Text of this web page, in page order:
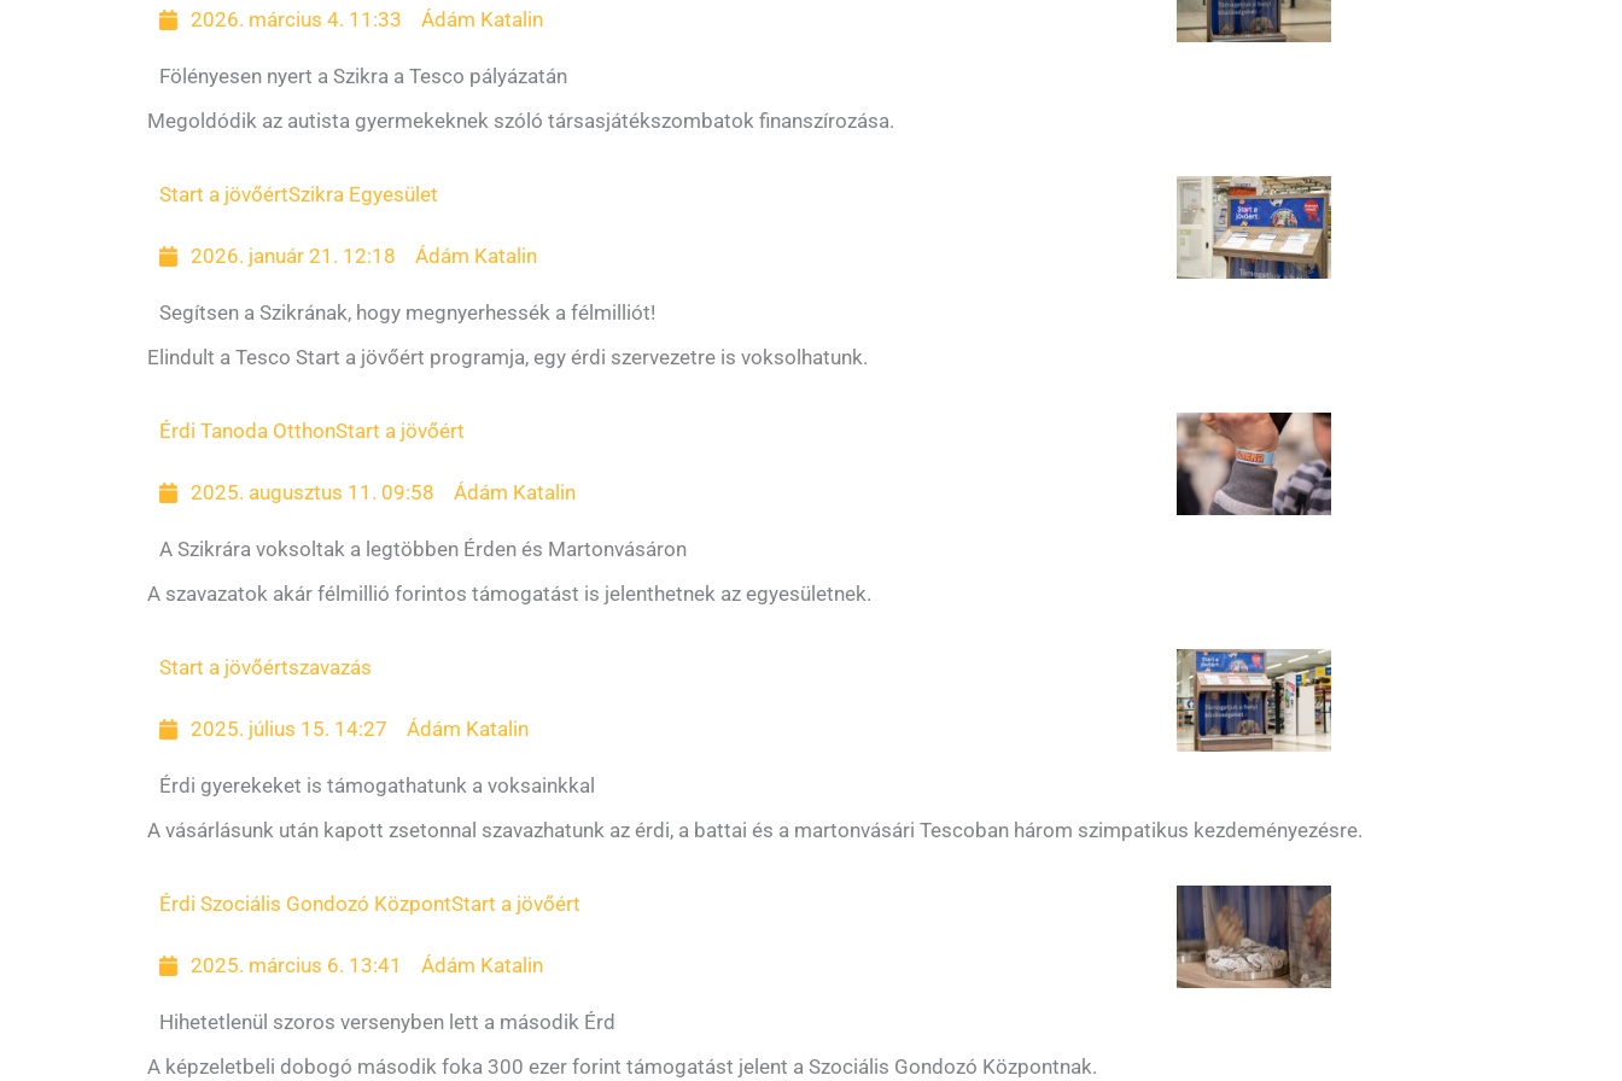
2026. március 4. 11:33 Ádám Katalin
Fölényesen nyert a Szikra a Tesco pályázatán
Megoldódik az autista gyermekeknek szóló társasjátékszombatok finanszírozása.
Start a jövőértSzikra Egyesület
2026. január 21. 12:18 Ádám Katalin
Segítsen a Szikrának, hogy megnyerhessék a félmilliót!
Elindult a Tesco Start a jövőért programja, egy érdi szervezetre is voksolhatunk.
Érdi Tanoda OtthonStart a jövőért
2025. augusztus 11. 09:58 Ádám Katalin
A Szikrára voksoltak a legtöbben Érden és Martonvásáron
A szavazatok akár félmillió forintos támogatást is jelenthetnek az egyesületnek.
Start a jövőértszavazás
2025. július 15. 14:27 Ádám Katalin
Érdi gyerekeket is támogathatunk a voksainkkal
A vásárlásunk után kapott zsetonnal szavazhatunk az érdi, a battai és a martonvásári Tescoban három szimpatikus kezdeményezésre.
Érdi Szociális Gondozó KözpontStart a jövőért
2025. március 6. 13:41 Ádám Katalin
Hihetetlenül szoros versenyben lett a második Érd
A képzeletbeli dobogó második foka 300 ezer forint támogatást jelent a Szociális Gondozó Központnak.